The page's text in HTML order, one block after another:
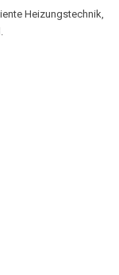
Heizungstechnik,